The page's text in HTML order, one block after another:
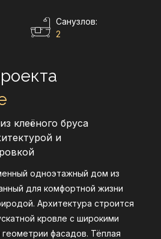
Планировка
Санузлов:
2
клеёного бруса
и
одноэтажный дом из
для комфортной жизни
Архитектура строится
кровле с широкими
фасадов. Тёплая